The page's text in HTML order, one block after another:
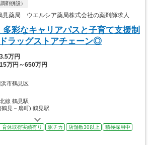
剤併設）
見薬局 ウエルシア薬局株式会社の薬剤師求人
多彩なキャリアパスと子育て支援制
ラッグストアチェーン◎
万円
万円～650万円
市鶴見区
線 鶴見駅
鶴見－扇町) 鶴見駅
育休取得実績有り 駅チカ 店舗数30以上
積極採用中